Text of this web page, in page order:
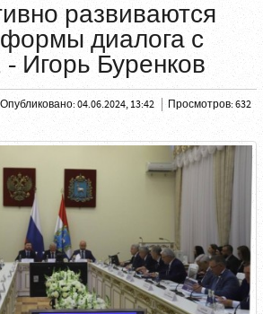
развиваются
диалога с
Игорь Буренков
Опубликовано: 04.06.2024, 13:42 Просмотров: 632